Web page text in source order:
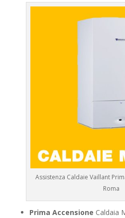
Assistenza Caldaie Vaillant
Roma
Prima Accensione Caldaia